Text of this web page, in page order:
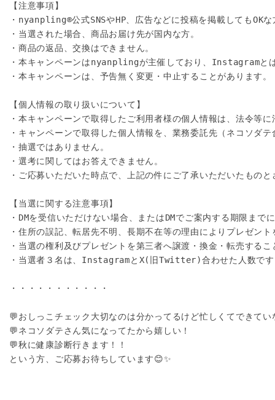
【注意事項】
・nyanpling®公式SNSやHP、広告などに投稿を掲載してもOKな
・当選された場合、商品お届け先が国内な方。
・商品の返品、交換はできません。
・本キャンペーンはnyanplingが主催しており、Instagramと
・本キャンペーンは、予告無く変更・中止することがあります。
【個人情報の取り扱いについて】
・本キャンペーンで取得したご利用者様の個人情報は、法令等
・キャンペーンで取得した個人情報を、業務委託先（ネコソダ
・抽選ではありません。
・選考に関してはお答えできません。
・ご応募いただいた時点で、上記の件にご了承いただいたもの
【当選に関する注意事項】
・DMを受信いただけない場合、またはDMでご案内する期限ま
・住所の誤記、転居先不明、長期不在等の理由によりプレゼン
・当選の権利及びプレゼントを第三者へ譲渡・換金・転売する
・当選者３名は、InstagramとX(旧Twitter)合わせた人数で
・・・・・・・・・・・
💬おしっこチェック大切なのは分かってるけど忙しくてできて
💬ネコソダテさん気になってたから嬉しい！
💬秋に健康診断行きます！！
という方、ご応募お待ちしています😊✨